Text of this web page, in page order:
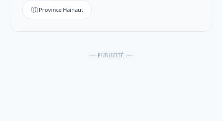
Province Hainaut
PUBLICITÉ